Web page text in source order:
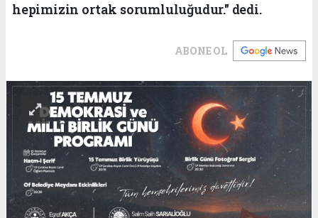
hepimizin ortak sorumluluğudur." dedi.
ABONE OL